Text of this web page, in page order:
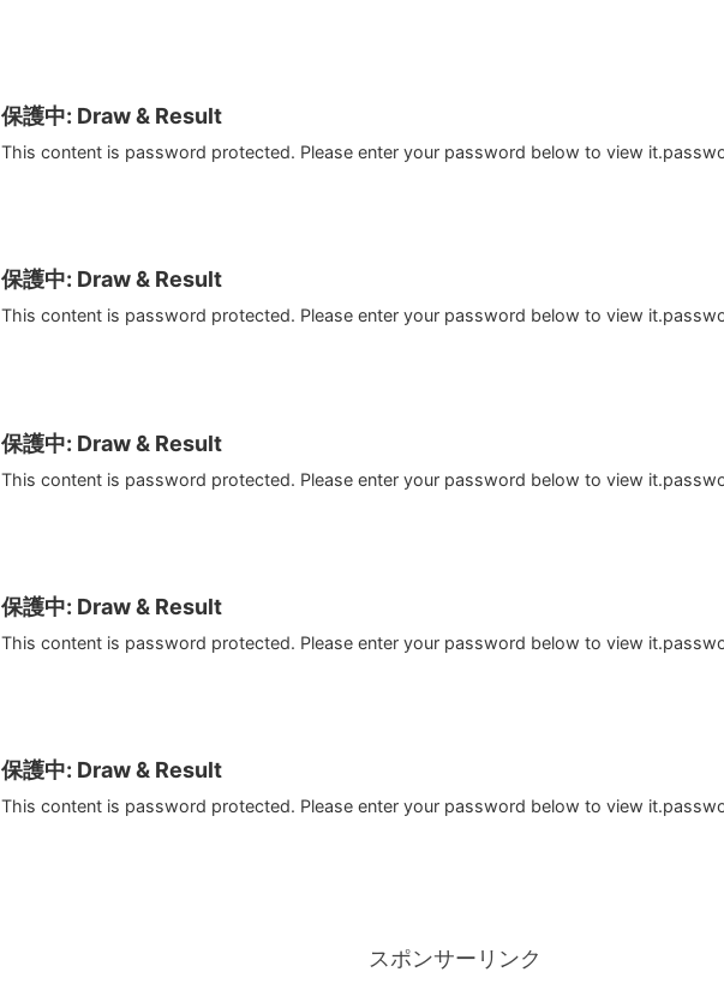
保護中: Draw & Result
This content is password protected. Please enter your password below to view
保護中: Draw & Result
This content is password protected. Please enter your password below to view
保護中: Draw & Result
This content is password protected. Please enter your password below to view
保護中: Draw & Result
This content is password protected. Please enter your password below to view
保護中: Draw & Result
This content is password protected. Please enter your password below to view
スポンサーリンク